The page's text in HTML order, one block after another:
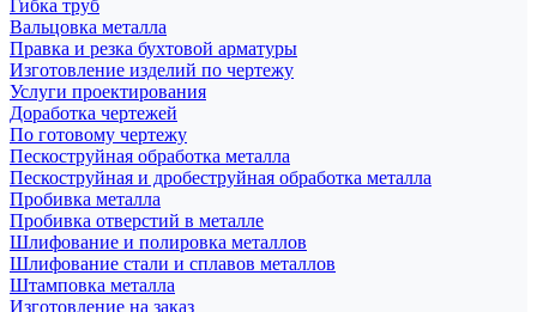
Гибка труб
Вальцовка металла
Правка и резка бухтовой арматуры
Изготовление изделий по чертежу
Услуги проектирования
Доработка чертежей
По готовому чертежу
Пескоструйная обработка металла
Пескоструйная и дробеструйная обработка металла
Пробивка металла
Пробивка отверстий в металле
Шлифование и полировка металлов
Шлифование стали и сплавов металлов
Штамповка металла
Изготовление на заказ